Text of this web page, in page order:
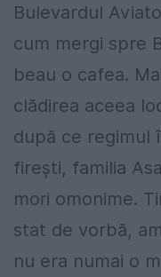
Bulevardul
cum mergi spre
beau o cafea.
clădirea aceea
după ce regimul
fireşti, familia
mori omonime.
stat de vorbă,
nu era numai o